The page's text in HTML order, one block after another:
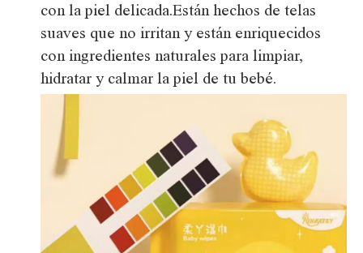
con la piel delicada.Están hechos de telas
suaves que no irritan y están enriquecidos
con ingredientes naturales para limpiar,
hidratar y calmar la piel de tu bebé.